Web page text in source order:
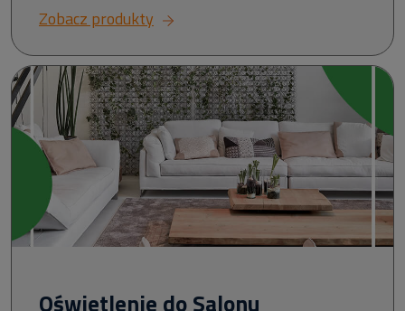
Zobacz produkty
Oświetlenie do Salonu